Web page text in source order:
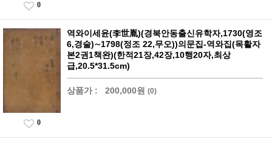
0
역와이세윤(李世胤)(경북안동출신유학자,1730(영조
6,경술)∼1798(정조 22,무오))의문집-역와집(목활자
본2권1책완)(한적21장,42장,10행20자,최상
급,20.5*31.5cm)
상품가 : 200,000원 (0)
0